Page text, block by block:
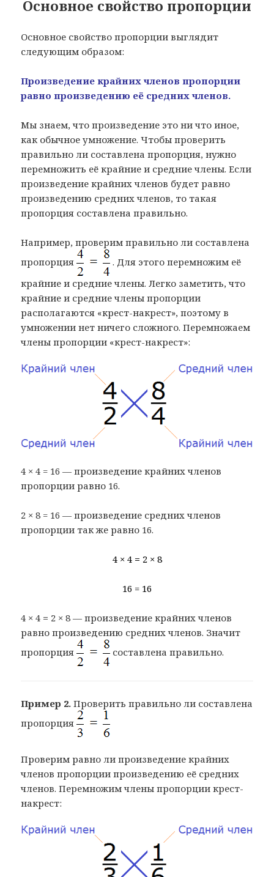
Основное свойство пропорции
Основное свойство пропорции выглядит
следующим образом:
Произведение крайних членов пропорции
равно произведению её средних членов.
Мы знаем, что произведение это ни что иное,
как обычное умножение. Чтобы проверить
правильно ли составлена пропорция, нужно
перемножить её крайние и средние члены. Если
произведение крайних членов будет равно
произведению средних членов, то такая
пропорция составлена правильно.
Например, проверим правильно ли составлена
пропорция
. Для этого перемножим её
крайние и средние члены. Легко заметить, что
крайние и средние члены пропорции
располагаются «крест-накрест», поэтому в
умножении нет ничего сложного. Перемножаем
члены пропорции «крест-накрест»:
4 × 4 = 16 — произведение крайних членов
пропорции равно 16.
2 × 8 = 16 — произведение средних членов
пропорции так же равно 16.
4 × 4 = 2 × 8
16 = 16
4 × 4 = 2 × 8 — произведение крайних членов
равно произведению средних членов. Значит
пропорция
составлена правильно.
Пример 2. Проверить правильно ли составлена
пропорция
Проверим равно ли произведение крайних
членов пропорции произведению её средних
членов. Перемножим члены пропорции крест-
накрест: